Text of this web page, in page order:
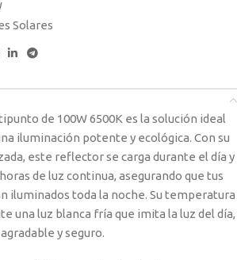
Solares
de 100W 6500K es la solución ideal
iluminación potente y ecológica. Con su
este reflector se carga durante el día y
de luz continua, asegurando que tus
iluminados toda la noche. Su temperatura
una luz blanca fría que imita la luz del día,
y seguro.